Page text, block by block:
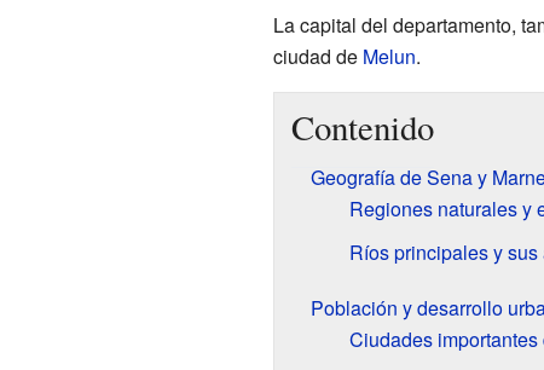
La capital del departamento,
ciudad de Melun.
Contenido
Geografía de Sena y
Regiones naturales y
Ríos principales y sus
Población y desarrollo
Ciudades